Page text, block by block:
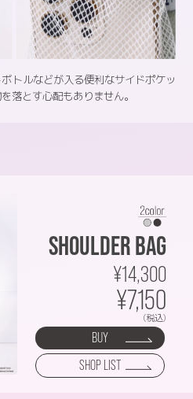
トルなどが入る便利なサイドポケッ
落とす心配もありません。
SHOULDER BAG
¥14,300
¥7,150
(税込)
BUY
SHOP LIST